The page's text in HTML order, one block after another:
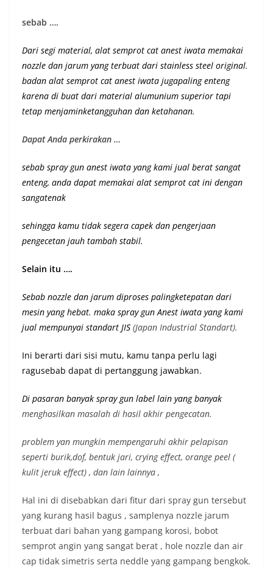
sebab ….
Dari segi material, alat semprot cat anest iwata memakai
nozzle dan jarum yang terbuat dari stainless steel original.
badan alat semprot cat anest iwata jugapaling enteng
karena di buat dari material alumunium superior tapi
tetap menjaminketangguhan dan ketahanan.
Dapat Anda perkirakan …
sebab spray gun anest iwata yang kami jual berat sangat
enteng, anda dapat memakai alat semprot cat ini dengan
sangatenak
sehingga kamu tidak segera capek dan pengerjaan
pengecetan jauh tambah stabil.
Selain itu ….
Sebab nozzle dan jarum diproses palingketepatan dari
mesin yang hebat. maka spray gun Anest iwata yang kami
jual mempunyai standart JIS (Japan Industrial Standart).
Ini berarti dari sisi mutu, kamu tanpa perlu lagi
ragusebab dapat di pertanggung jawabkan.
Di pasaran banyak spray gun label lain yang banyak
menghasilkan masalah di hasil akhir pengecatan.
problem yan mungkin mempengaruhi akhir pelapisan
seperti burik,dof, bentuk jari, crying effect, orange peel (
kulit jeruk effect) , dan lain lainnya ,
Hal ini di disebabkan dari fitur dari spray gun tersebut
yang kurang hasil bagus , samplenya nozzle jarum
terbuat dari bahan yang gampang korosi, bobot
semprot angin yang sangat berat , hole nozzle dan air
cap tidak simetris serta neddle yang gampang bengkok.